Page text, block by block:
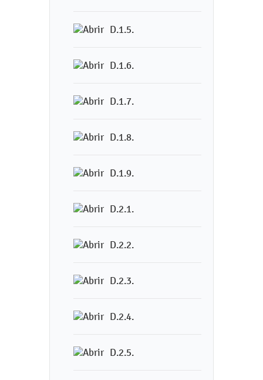
D.1.5.
D.1.6.
D.1.7.
D.1.8.
D.1.9.
D.2.1.
D.2.2.
D.2.3.
D.2.4.
D.2.5.